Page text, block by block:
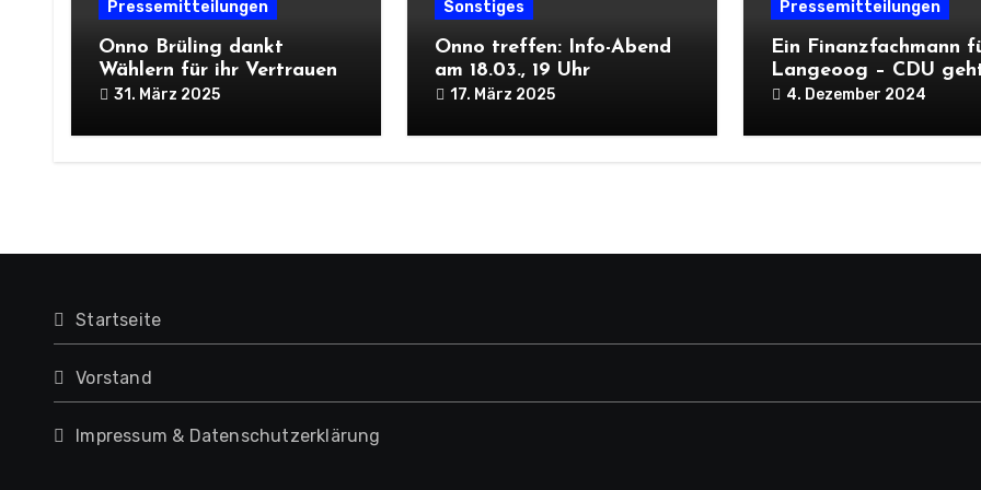
Pressemitteilungen
Onno Brüling dankt
Wählern für ihr Vertrauen
31. März 2025
Sonstiges
Onno treffen: Info-Abend
am 18.03., 19 Uhr
17. März 2025
Pressemitteilungen
Ein Finanzfachmann
Langeoog – CDU
Onno Brüling ins
4. Dezember 2024
Startseite
Vorstand
Impressum & Datenschutzerklärung